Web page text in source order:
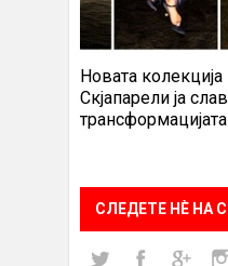
Новата
Скјапарели ја
трансформацијата
СЛЕДЕТЕ НÈ НА